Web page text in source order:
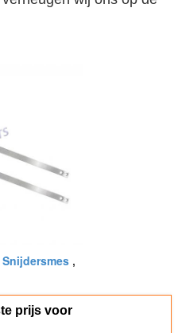
Snijdersmes ,
prijs voor